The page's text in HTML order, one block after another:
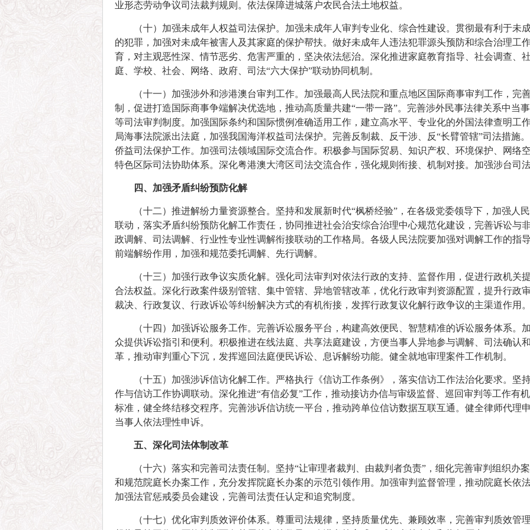
业形态劳动争议司法裁判规则。依法保障进城落户农民合法土地权益。
（十）加强未成年人权益司法保护。加强未成年人审判专业化、综合性建设。贯彻最有利于未
的犯罪，加强对未成年被害人及其家庭的保护帮扶。做好未成年人违法犯罪源头预防和综合治理工
育，对主观恶性深、情节恶劣、危害严重的，坚决依法惩治。深化推进家庭教育指导、社会调查、
庭、学校、社会、网络、政府、司法“六大保护”联动协同机制。
（十一）加强涉外和涉港澳台审判工作。加强最高人民法院和重点地区国际商事审判工作，完
制，促进打造国际商事争端解决优选地，推动高质量共建“一带一路”。完善涉外民事法律关系中当
等司法审判制度。加强国际条约和国际惯例准确适用工作，建立高水平、专业化的外国法律查明工
局海事法院派出法庭，加强我国海洋权益司法保护。完善反制裁、反干涉、反“长臂管辖”司法措施
侨益司法保护工作。加强司法领域国际交流合作。积极参与国际贸易、知识产权、环境保护、网络
特色区际司法协助体系。深化粤港澳大湾区司法交流合作，强化规则衔接、机制对接。加强涉台司
四、加强矛盾纠纷预防化解
（十二）推进解纷力量资源整合。坚持和发展新时代“枫桥经验”，在各级党委领导下，加强人
联动，落实矛盾纠纷预防化解工作责任，协同推进社会治安综合治理中心规范化建设，完善诉讼与
政调解、司法调解、行业性专业性调解衔接联动的工作格局。各级人民法院要加强对调解工作的指
前端解纷作用，加强和规范委托调解、先行调解。
（十三）加强行政争议实质化解。强化司法审判对依法行政的支持、监督作用，促进行政机关
合法权益。深化行政案件级别管辖、集中管辖、异地管辖改革，优化行政审判资源配置，提升行政
裁决、行政复议、行政诉讼等纠纷解决方式的有机衔接，发挥行政复议化解行政争议的主渠道作用
（十四）加强诉讼服务工作。完善诉讼服务平台，构建高效便民、智慧精准的诉讼服务体系。
众提供诉讼指引和便利。积极推进在线法庭、共享法庭建设，方便当事人异地参与调解、司法确认
革，推动审判重心下沉，发挥巡回法庭便民诉讼、息诉解纷功能。健全就地审理案件工作机制。
（十五）加强涉诉信访化解工作。严格执行《信访工作条例》，落实信访工作法治化要求。坚
作与信访工作协调联动。深化推进“有信必复”工作，推动接访办信与审级监督、巡回审判等工作有
标准，健全终结移交程序。完善涉诉信访统一平台，推动跨单位信访数据互联互通。健全律师代理
当事人依法理性申诉。
五、深化司法体制改革
（十六）落实和完善司法责任制。坚持“让审理者裁判、由裁判者负责”，细化完善审判组织办
和规范院庭长办案工作，充分发挥院庭长办案的示范引领作用。加强审判监督管理，推动院庭长依
加强法官惩戒委员会建设，完善司法责任认定和追究制度。
（十七）优化审判质效评价体系。尊重司法规律，坚持质量优先、兼顾效率，完善审判质效管